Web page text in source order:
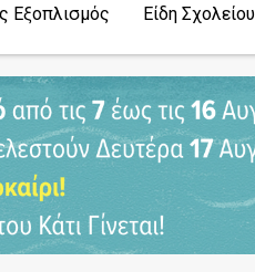
Εξοπλισμός Είδη Σχολείου